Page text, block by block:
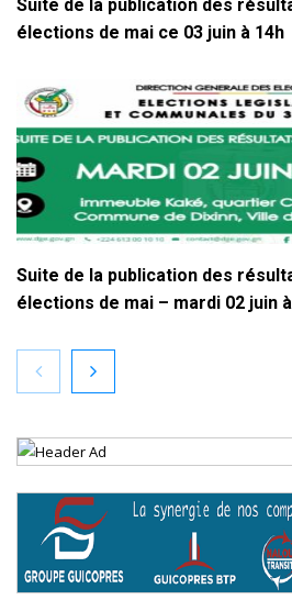
Suite de la publication des
élections de mai ce 03 juin à 14h
Suite de la publication des
élections de mai – mardi 02 juin